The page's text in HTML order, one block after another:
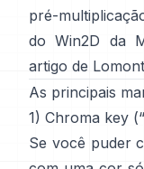
pré-
do Win2D da
artigo de
As principais
1) Chroma key
Se você puder